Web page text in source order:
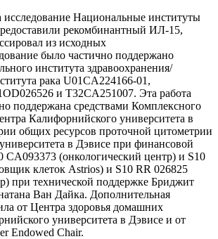
исследование Национальные институты
рекомбинантный ИЛ-15,
из исходных
было частично поддержано
института здравоохранения/
рака U01CA224166-01,
и T32CA251007. Эта работа
поддержана средствами Комплексного
Калифорнийского университета в
общих ресурсов проточной цитометрии
в Дэвисе при финансовой
CA093373 (онкологический центр) и S10
клеток Astrios) и S10 RR 026825
при технической поддержке Бриджит
Ван Дайка. Дополнительная
от Центра здоровья домашних
университета в Дэвисе и от
Endowed Chair.